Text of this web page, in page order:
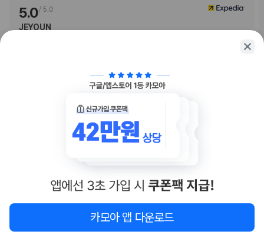
이 숙박 시설에서는 고객의 모든 성적 지향과 성 정체성을 존중합니다(성소
수자(LGBTQ+) 환영).
체크인 또는 체크아웃 시 숙박 시설에서 다음 요금을 청구할 수 있습니다(요금에
목적지별 추가 요금: USD 47.08(숙소당, 1박 기준)
이 숙박 시설에서 제공한 모든 요금 정보가 포함되어 있습니다.
뷔페아침 식사 요금: 성인 USD 49, 어린이 USD 25(대략적인 금액)
객실 내 무선 인터넷 요금: 24시간 기준 USD 14.95(요금 변동 가능)
객실 내 유선 인터넷 요금: 24시간 기준 USD 14.95(요금 변동 가능)
주차 대행 요금: 1일 기준, USD 72(자유롭게 출입 가능)
5.0/ 5.0
JEYOUN
카모아 앱 다운로드